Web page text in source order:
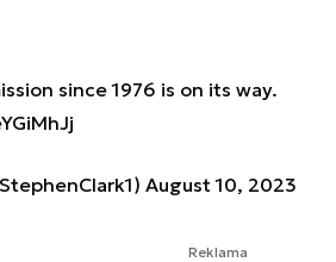
since 1976 is on its way.
August 10, 2023
Reklama